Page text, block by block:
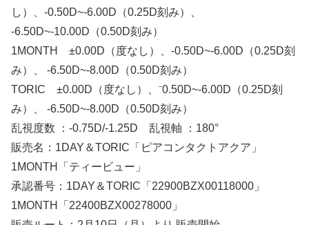
し）、-0.50D~-6.00D（0.25D刻み）、
-6.50D~-10.00D（0.50D刻み）
1MONTH ±0.00D（度なし）、-0.50D~-6.00D（0.25D刻
み）、 -6.50D~-8.00D（0.50D刻み）
TORIC ±0.00D（度なし）、⁻0.50D~-6.00D（0.25D刻
み）、 -6.50D~-8.00D（0.50D刻み）
乱視度数 ：-0.75D/-1.25D 乱視軸 ：180°
販売名：1DAY＆TORIC「ピアコンタクトアクア」
1MONTH「ティービュー」
承認番号：1DAY＆TORIC「22900BZX00118000」
1MONTH「22400BZX00278000」